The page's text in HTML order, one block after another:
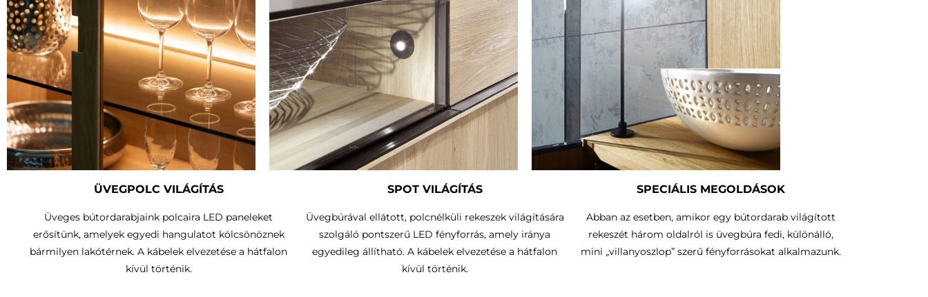
ÜVEGPOLC VILÁGÍTÁS
Üveges bútordarabjaink polcaira LED paneleket
erősítünk, amelyek egyedi hangulatot kölcsönöznek
bármilyen lakótérnek. A kábelek elvezetése a hátfalon
kívül történik.
SPOT VILÁGÍTÁS
Üvegbúrával ellátott, polcnélküli rekeszek világítására
szolgáló pontszerű LED fényforrás, amely iránya
egyedileg állítható.A kábelek elvezetése a hátfalon
kívül történik.
SPECIÁLIS MEGOLDÁSOK
Abban az esetben, amikor egy bútordarab világított
rekeszét három oldalról is üvegbúra fedi, különálló,
mini „villanyoszlop” szerű fényforrásokat alkalmazunk.